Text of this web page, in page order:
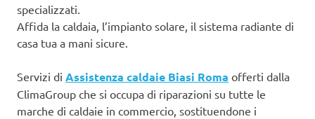
specializzati.
Affida la caldaia, l’impianto solare, il sistema radiante di
casa tua a mani sicure.
Servizi di Assistenza caldaie Biasi Roma offerti dalla
ClimaGroup che si occupa di riparazioni su tutte le
marche di caldaie in commercio, sostituendone i